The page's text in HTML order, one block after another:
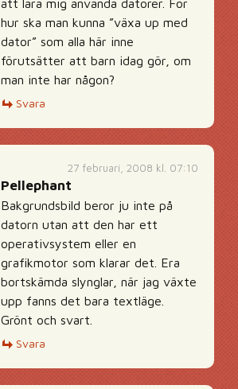
att lära mig använda datorer. För
hur ska man kunna ”växa up med
dator” som alla här inne
förutsätter att barn idag gör, om
man inte har någon?
Svara
27 februari, 2008 kl. 07:10
Pellephant
Bakgrundsbild beror ju inte på
datorn utan att den har ett
operativsystem eller en
grafikmotor som klarar det. Era
bortskämda slynglar, när jag växte
upp fanns det bara textläge.
Grönt och svart.
Svara